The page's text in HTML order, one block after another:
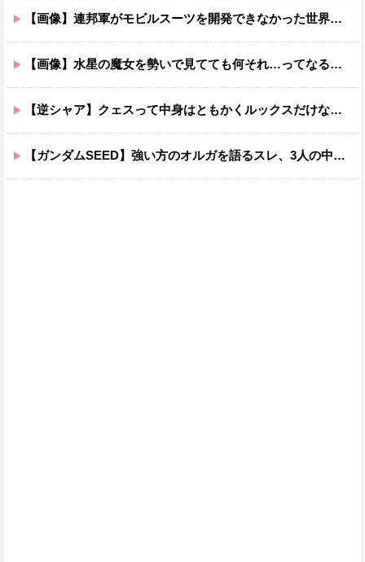
【画像】連邦軍がモビルスーツを開発できなかった世界線のガンダムｗｗｗｗｗｗｗ
【画像】水星の魔女を勢いで見てても何それ…ってなる部分ｗｗｗｗｗｗｗｗ
【逆シャア】クェスって中身はともかくルックスだけなら最高だな
【ガンダムSEED】強い方のオルガを語るスレ、3人の中でも強化は一番されてない方